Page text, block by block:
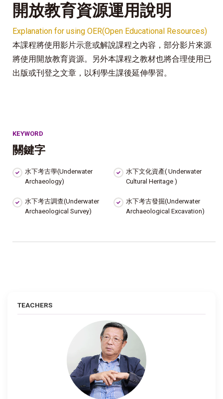
開放教育資源運用說明
Explanation for using OER(Open Educational Resources)
本課程將使用影片示意或解說課程之內容，部分影片來源
將使用開放教育資源。另外本課程之教材也將合理使用已
出版或刊登之文章，以利學生課後延伸學習。
KEYWORD
關鍵字
水下考古學(Underwater
Archaeology)
水下文化資產( Underwater
Cultural Heritage )
水下考古調查(Underwater
Archaeological Survey)
水下考古發掘(Underwater
Archaeological Excavation)
TEACHERS